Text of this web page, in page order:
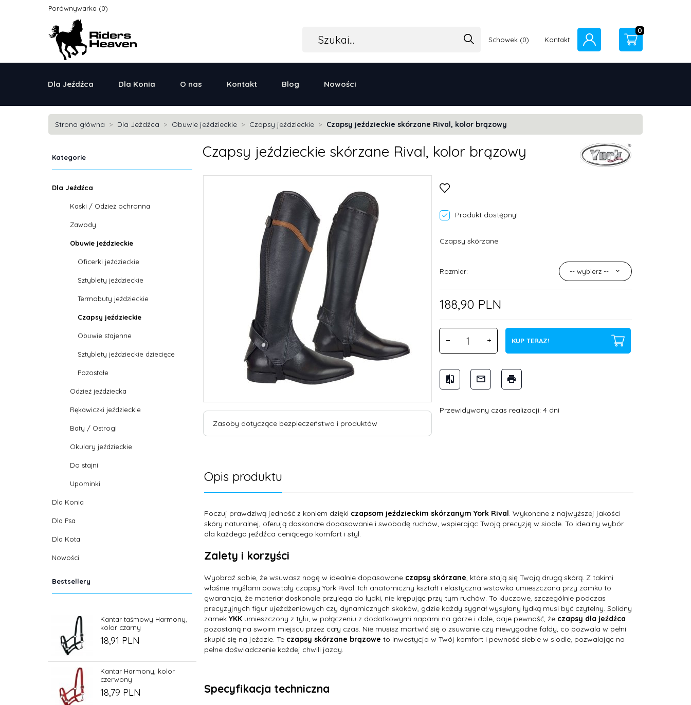
Porównywarka
Schowek Kontakt
0
Dla Jeźdźca Dla Konia O nas Kontakt Blog Nowości
Strona główna Dla Jeźdźca Obuwie jeździeckie Czapsy jeździeckie Czapsy jeździeckie skórzane Rival, kolor brązowy
Kategorie
Dla Jeźdźca
Kaski / Odzież ochronna
Zawody
Obuwie jeździeckie
Oficerki jeździeckie
Sztyblety jeździeckie
Termobuty jeździeckie
Czapsy jeździeckie
Obuwie stajenne
Sztyblety jeździeckie dziecięce
Pozostałe
Odzież jeździecka
Rękawiczki jeździeckie
Baty / Ostrogi
Okulary jeździeckie
Do stajni
Upominki
Dla Konia
Dla Psa
Dla Kota
Nowości
Bestsellery
Kantar taśmowy Harmony,
kolor czarny
18,91 PLN
Kantar Harmony, kolor
czerwony
18,79 PLN
Czapsy jeździeckie skórzane Rival, kolor brązowy
Zasoby dotyczące bezpieczeństwa i produktów
Produkt dostępny!
Czapsy skórzane
Rozmiar: -- wybierz --
188,90 PLN
KUP TERAZ!
Przewidywany czas realizacji: 4 dni
Opis produktu
Poczuj prawdziwą jedność z koniem dzięki czapsom jeździeckim skórzanym York Rival. Wykonane z najwyższej jakości
skóry naturalnej, oferują doskonałe dopasowanie i swobodę ruchów, wspierając Twoją precyzję w siodle. To idealny wybór
dla każdego jeźdźca ceniącego komfort i styl.
Zalety i korzyści
Wyobraź sobie, że wsuwasz nogę w idealnie dopasowane czapsy skórzane, które stają się Twoją drugą skórą. Z takimi
właśnie myślami powstały czapsy York Rival. Ich anatomiczny kształt i elastyczna wstawka umieszczona przy zamku to
gwarancja, że materiał doskonale przylega do łydki, nie krępując przy tym ruchów. To kluczowe, szczególnie podczas
precyzyjnych figur ujeżdżeniowych czy dynamicznych skoków, gdzie każdy sygnał wysyłany łydką musi być czytelny. Solidny
zamek YKK umieszczony z tyłu, w połączeniu z dodatkowymi napami na górze i dole, daje pewność, że czapsy dla jeźdźca
pozostaną na swoim miejscu przez cały czas. Nie musisz martwić się o zsuwanie czy niewygodne fałdy, co pozwala w pełni
skupić się na jeździe. Te czapsy skórzane brązowe to inwestycja w Twój komfort i pewność siebie w siodle, pozwalając na
pełne doświadczenie każdej chwili jazdy.
Specyfikacja techniczna